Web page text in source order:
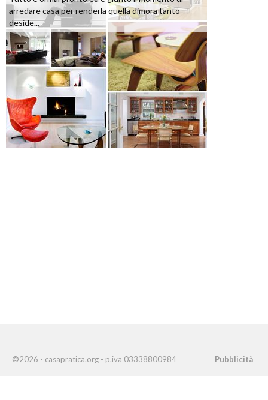
arredare casa per renderla quella dimora tanto
deside...
©2026 - casapratica.org - p.iva 03338800984 Pubblicità